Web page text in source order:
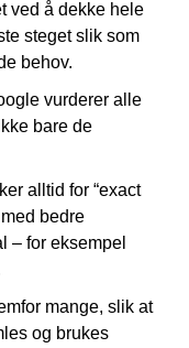
ved å dekke hele
steget slik som
behov.
vurderer alle
bare de
alltid for “exact
bedre
– for eksempel
mange, slik at
og brukes